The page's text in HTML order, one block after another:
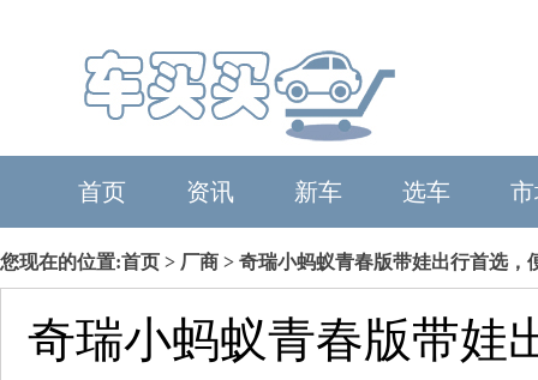
首页 资讯 新车 选车
您现在的位置:首页 > 厂商 > 奇瑞小蚂蚁青春版带娃出行首选，
奇瑞小蚂蚁青春版带娃